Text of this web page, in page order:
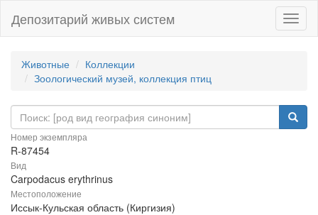
Депозитарий живых систем
Животные
Коллекции
Зоологический музей, коллекция птиц
Номер экземпляра
R-87454
Вид
Carpodacus erythrinus
Местоположение
Иссык-Кульская область (Киргизия)